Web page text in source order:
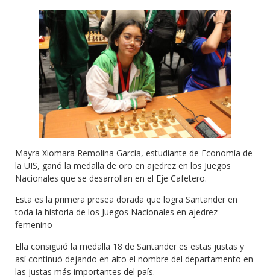
Mayra Xiomara Remolina García, estudiante de Economía de
la UIS, ganó la medalla de oro en ajedrez en los Juegos
Nacionales que se desarrollan en el Eje Cafetero.
Esta es la primera presea dorada que logra Santander en
toda la historia de los Juegos Nacionales en ajedrez
femenino
Ella consiguió la medalla 18 de Santander es estas justas y
así continuó dejando en alto el nombre del departamento en
las justas más importantes del país.